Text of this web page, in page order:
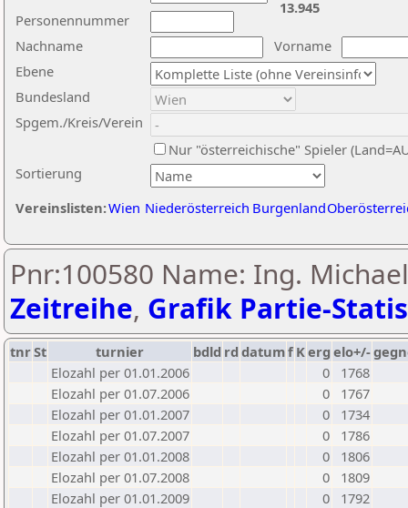
Nachname
Vorname
Ebene
Sortierung
Personennummer
Bundesland
Spgem./Kreis/Verein
Nur "österreichische" Spieler
Vereinslisten:Wien Niederösterreich Burgenland
13.945
Pnr:100580 Name: Ing.
Zeitreihe, Grafik Partie-
tnrSt turnier bdld rd datumf Kerg elo+/-
Elozahl per 01.01.2006
0
1768
Elozahl per 01.07.2006
0
1767
Elozahl per 01.01.2007
0
1734
Elozahl per 01.07.2007
0
1786
Elozahl per 01.01.2008
0
1806
Elozahl per 01.07.2008
0
1809
Elozahl per 01.01.2009
0
1792